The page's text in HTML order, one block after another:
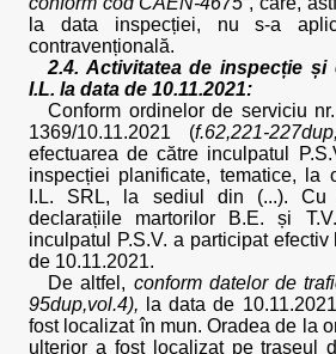
la data inspecției, nu s-a
contravențională.
2.4. Activitatea de inspecție
I.L. la data de 10.11.2021:
Conform ordinelor de serviciu
1369/10.11.2021 (f.62,221-
efectuarea de către inculpatul
inspecției planificate, tematice, la
I.L. SRL, la sediul din (...). Cu
declarațiile martorilor B.E. și
inculpatul P.S.V. a participat
de 10.11.2021.
De altfel, conform datelor de
95dup,vol.4), la data de
fost localizat în mun. Oradea de la
ulterior a fost localizat pe traseul